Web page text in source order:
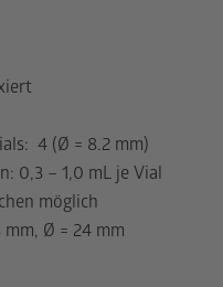
4 (Ø = 8.2 mm)
0,3 – 1,0 mL je Vial
möglich
mm, Ø = 24 mm